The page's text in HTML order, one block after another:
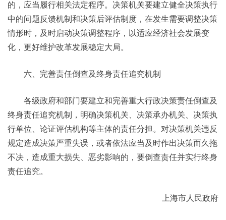
的，应当履行相关法定程序。决策机关要建立健全决策执行
中的问题反馈机制和决策后评估制度，在发生需要调整决策
情形时，及时启动决策调整程序，以适应经济社会发展变
化，更好维护改革发展稳定大局。
六、完善责任倒查及终身责任追究机制
各级政府和部门要建立和完善重大行政决策责任倒查及
终身责任追究机制，明确决策机关、决策承办机关、决策执
行单位、论证评估机构等主体的责任分担。对决策机关违反
规定造成决策严重失误，或者依法应当及时作出决策而久拖
不决，造成重大损失、恶劣影响的，要倒查责任并实行终身
责任追究。
上海市人民政府